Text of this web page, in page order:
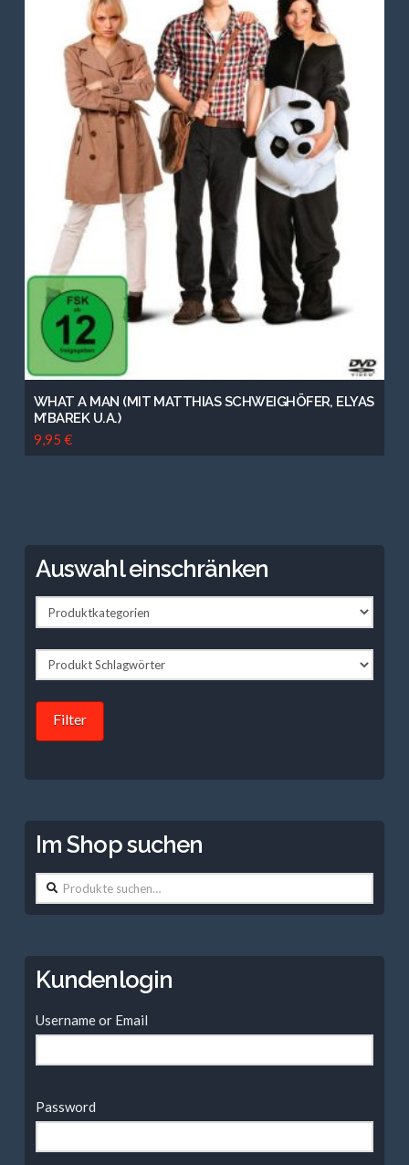
WHAT A MAN (MIT MATTHIAS SCHWEIGHÖFER, ELYAS
M’BAREK U.A.)
9,95 €
Auswahl einschränken
Filter
Im Shop suchen
Suche
nach:
Kundenlogin
Username or Email
Password